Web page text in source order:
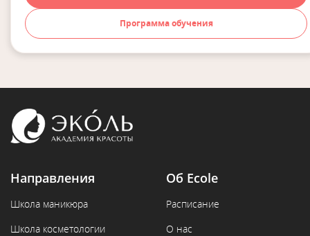
Программа обучения
Направления
Школа маникюра
Школа косметологии
Об Ecole
Расписание
О нас